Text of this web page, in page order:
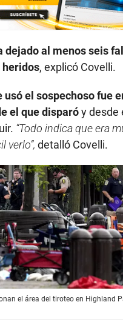
dejado al menos seis
heridos, explicó Covelli.
usó el sospechoso fue
el que disparóy desde
“Todo indica que era
verlo”, detalló Covelli.
el área del tiroteo en Highland